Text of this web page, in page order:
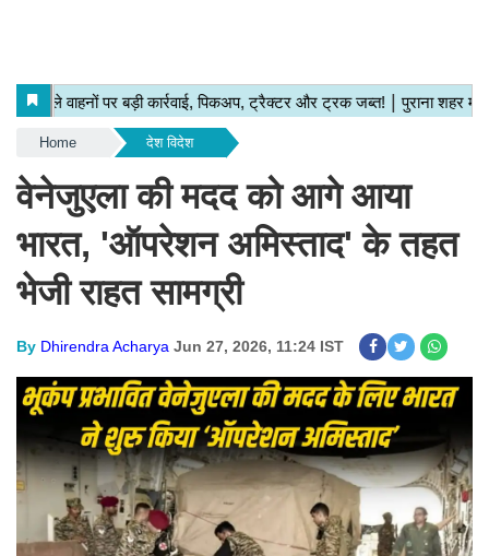
Home देश विदेश
वेनेजुएला की मदद को आगे आया
भारत, 'ऑपरेशन अमिस्ताद' के तहत
भेजी राहत सामग्री
By Dhirendra Acharya Jun 27, 2026, 11:24 IST